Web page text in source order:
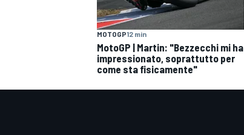
MOTOGP12 min
MotoGP | Martin: "Bezzecchi mi ha
impressionato, soprattutto per
come sta fisicamente"